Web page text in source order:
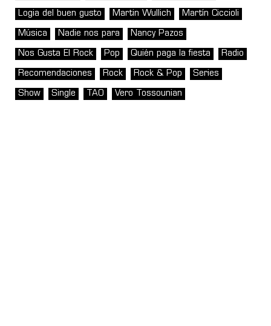
Logia del buen gusto Martin Wullich Martín Ciccioli
Música Nadie nos para Nancy Pazos
Nos Gusta El Rock Pop Quién paga la fiesta Radio
Recomendaciones Rock Rock & Pop Series
Show Single TAO Vero Tossounian